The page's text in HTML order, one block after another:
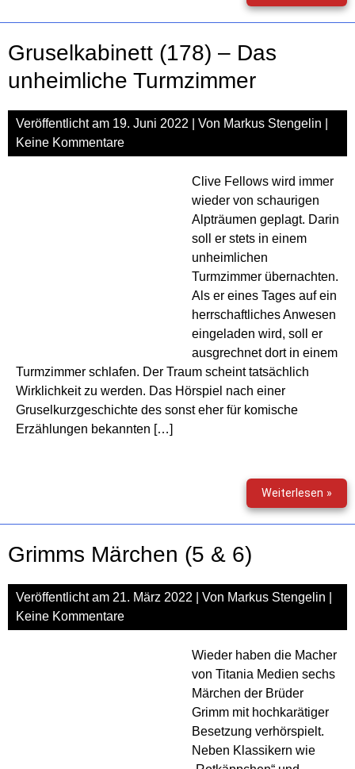
–
Gruselkabinett (178) – Das
unheimliche Turmzimmer
Veröffentlicht am 19. Juni 2022 | Von Markus Stengelin
Keine Kommentare
Clive Fellows wird immer
wieder von schaurigen
Alpträumen geplagt. Darin
soll er stets in einem
unheimlichen
Turmzimmer übernachten.
Als er eines Tages auf ein
herrschaftliches Anwesen
eingeladen wird, soll er
ausgrechnet dort in einem
Turmzimmer schlafen. Der Traum scheint tatsächlich
Wirklichkeit zu werden. Das Hörspiel nach einer
Gruselkurzgeschichte des sonst eher für komische
Erzählungen bekannten […]
Weiterlesen »
–
Grimms Märchen (5 & 6)
Veröffentlicht am 21. März 2022 | Von Markus Stengelin
Keine Kommentare
Wieder haben die Macher
von Titania Medien sechs
Märchen der Brüder
Grimm mit hochkarätiger
Besetzung verhörspielt.
Neben Klassikern wie